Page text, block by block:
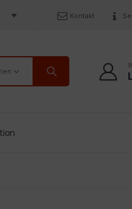
Kontakt